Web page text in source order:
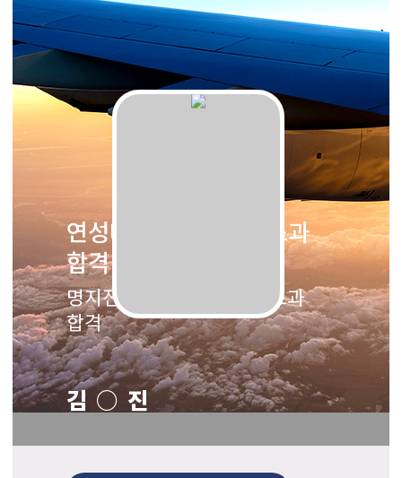
연성대학교 항공서비스과
합격
명지전문대학교 항공서비스과
합격
김○진